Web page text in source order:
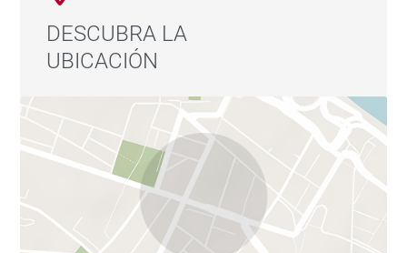
DESCUBRA LA
UBICACIÓN